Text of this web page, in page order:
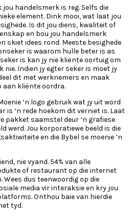
handelsmerk is reg. Selfs die
element. Dink mooi, wat laat jou
Is dit jou diens, kwaliteit of
en bou jou handelsmerk
skiet idees rond. Meeste besighede
is waarom hulle beter is as
is kan jy nie kliënte oortuig om
nie. Indien jy egter seker is moet jy
dit met werknemers en maak
aan kliënte oordra.
‘n logo gebruik wat jy uit word
is ‘n rede hoekom dit verniet is. Laat
pakket saamstel deur ‘n grafiese
werd. Jou korporatiewe beeld is die
en die Bybel se moenie ‘n
nie vyand. 54% van alle
of restaurant op die internet
Wees dus teenwoordig op die
media vir interaksie en kry jou
Onthou baie van hierdie
tyd.